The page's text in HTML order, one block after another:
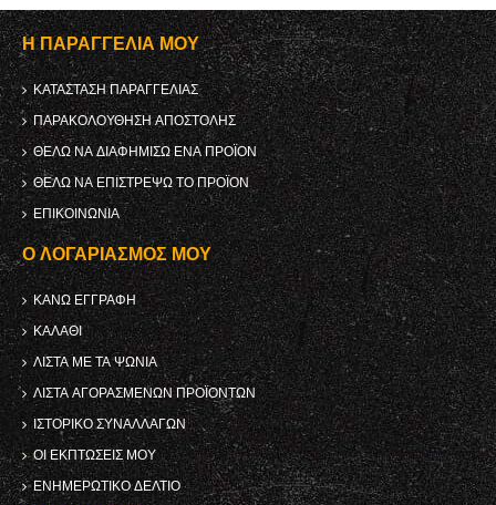
Η ΠΑΡΑΓΓΕΛΊΑ ΜΟΥ
ΚΑΤΆΣΤΑΣΗ ΠΑΡΑΓΓΕΛΊΑΣ
ΠΑΡΑΚΟΛΟΎΘΗΣΗ ΑΠΟΣΤΟΛΉΣ
ΘΈΛΩ ΝΑ ΔΙΑΦΗΜΊΣΩ ΈΝΑ ΠΡΟΪΌΝ
ΘΈΛΩ ΝΑ ΕΠΙΣΤΡΈΨΩ ΤΟ ΠΡΟΪΌΝ
ΕΠΙΚΟΙΝΩΝΊΑ
Ο ΛΟΓΑΡΙΑΣΜΌΣ ΜΟΥ
ΚΑΝΩ ΕΓΓΡΑΦΗ
ΚΑΛΆΘΙ
ΛΊΣΤΑ ΜΕ ΤΑ ΨΏΝΙΑ
ΛΊΣΤΑ ΑΓΟΡΑΣΜΈΝΩΝ ΠΡΟΪΌΝΤΩΝ
ΙΣΤΟΡΙΚΌ ΣΥΝΑΛΛΑΓΏΝ
ΟΙ ΕΚΠΤΏΣΕΙΣ ΜΟΥ
ΕΝΗΜΕΡΩΤΙΚΌ ΔΕΛΤΊΟ